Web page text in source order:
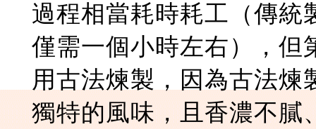
過程相當耗時耗工（傳統
僅需一個小時左右），但
用古法煉製，因為古法
獨特的風味，且香濃不膩